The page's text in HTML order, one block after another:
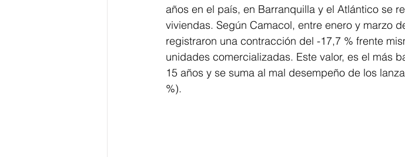
años en el país, en Barranquilla y el Atlántico se
viviendas. Según Camacol, entre enero y marzo
registraron una contracción del -17,7 % frente
unidades comercializadas. Este valor, es el más
15 años y se suma al mal desempeño de los
%).